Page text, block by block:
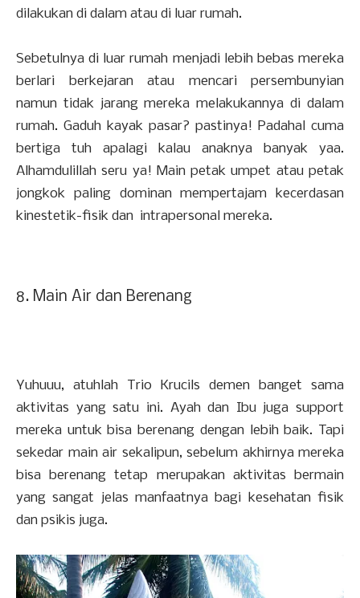
dilakukan di dalam atau di luar rumah.
Sebetulnya di luar rumah menjadi lebih bebas mereka
berlari berkejaran atau mencari persembunyian
namun tidak jarang mereka melakukannya di dalam
rumah. Gaduh kayak pasar? pastinya! Padahal cuma
bertiga tuh apalagi kalau anaknya banyak yaa.
Alhamdulillah seru ya! Main petak umpet atau petak
jongkok paling dominan mempertajam kecerdasan
kinestetik-fisik dan intrapersonal mereka.
8. Main Air dan Berenang
Yuhuuu, atuhlah Trio Krucils demen banget sama
aktivitas yang satu ini. Ayah dan Ibu juga support
mereka untuk bisa berenang dengan lebih baik. Tapi
sekedar main air sekalipun, sebelum akhirnya mereka
bisa berenang tetap merupakan aktivitas bermain
yang sangat jelas manfaatnya bagi kesehatan fisik
dan psikis juga.